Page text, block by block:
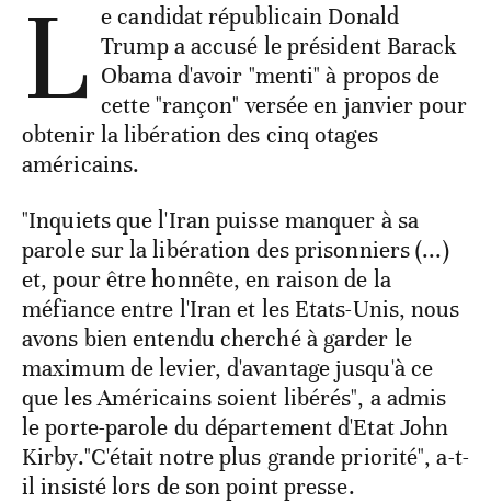
L e candidat républicain Donald
Trump a accusé le président Barack
Obama d'avoir "menti" à propos de
cette "rançon" versée en janvier pour
obtenir la libération des cinq otages
américains.
"Inquiets que l'Iran puisse manquer à sa
parole sur la libération des prisonniers (...)
et, pour être honnête, en raison de la
méfiance entre l'Iran et les Etats-Unis, nous
avons bien entendu cherché à garder le
maximum de levier, d'avantage jusqu'à ce
que les Américains soient libérés", a admis
le porte-parole du département d'Etat John
Kirby."C'était notre plus grande priorité", a-t-
il insisté lors de son point presse.